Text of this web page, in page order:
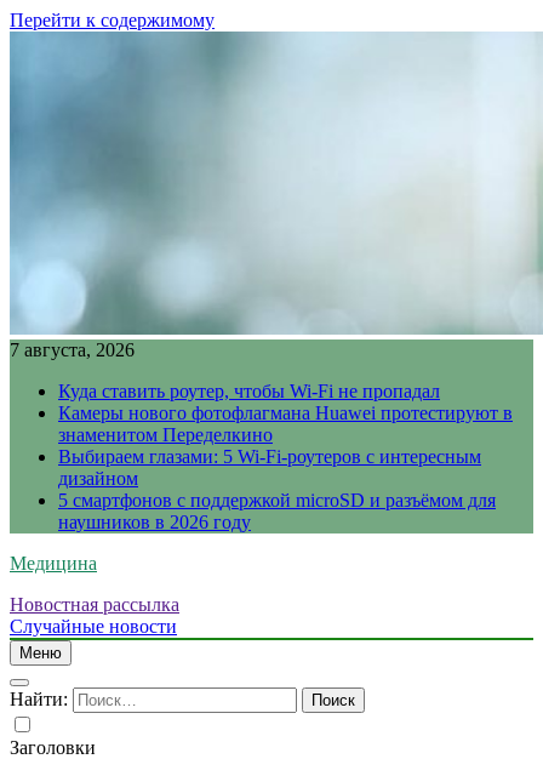
Перейти к содержимому
7 августа, 2026
Куда ставить роутер, чтобы Wi-Fi не пропадал
Камеры нового фотофлагмана Huawei протестируют в
знаменитом Переделкино
Выбираем глазами: 5 Wi-Fi-роутеров с интересным
дизайном
5 смартфонов с поддержкой microSD и разъёмом для
наушников в 2026 году
Медицина
Новостная рассылка
Случайные новости
Меню
Найти:
Заголовки